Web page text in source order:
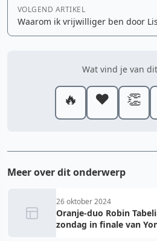
VOLGEND ARTIKEL
Waarom ik vrijwilliger ben door
Wat vind je van
🔥 ❤️ 👏
Meer over dit onderwerp
26 oktober 2024
Oranje-duo Robin
zondag in finale van